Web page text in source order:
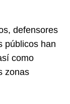
defensores
públicos han
como
zonas